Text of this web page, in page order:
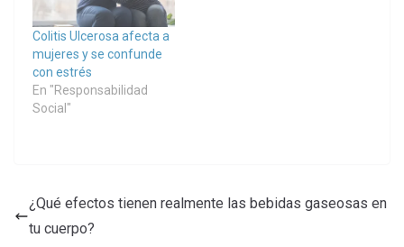
Colitis Ulcerosa afecta a
mujeres y se confunde
con estrés
En "Responsabilidad
Social"
¿Qué efectos tienen realmente las bebidas gaseosas en
tu cuerpo?